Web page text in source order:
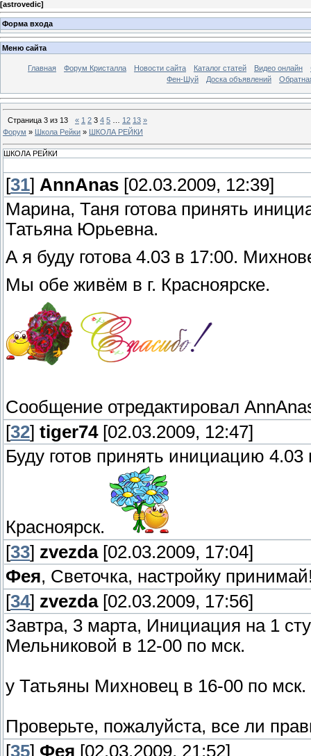
[astrovedic]
Форма входа
Меню сайта
Главная Форум Кристалла Новости сайта Каталог статей Видео онлайн
Фен-Шуй
Доска объявлений
Страница 3 из 13 « 1 2 3 4 5 12 13 »
Форум » Школа Рейки » ШКОЛА РЕЙКИ
ШКОЛА РЕЙКИ
[31] AnnAnas [02.03.2009, 12:39]
Марина, Таня готова принять
Татьяна Юрьевна.
А я буду готова 4.03 в 17:00.
Мы обе живём в г. Красноярске.
Сообщение отредактировал
[32] tiger74[02.03.2009, 12:47]
Буду готов принять инициацию
Красноярск.
[33] zvezda[02.03.2009, 17:04]
Фея, Светочка, настройку
[34] zvezda[02.03.2009, 17:56]
Завтра, 3 марта, Инициация на 1
Мельниковой в 12-00 по мск.
у Татьяны Михновец в 16-00 по мск.
Проверьте, пожалуйста, все ли
[35] Фея [02.03.2009, 21:52]